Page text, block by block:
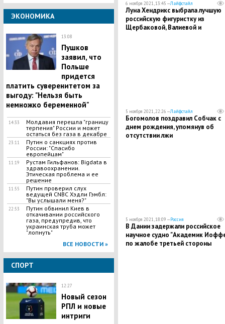
ЭКОНОМИКА
13:08
Пушков
заявил, что
Польше
придется
платить суверенитетом за
выгоду: "Нельзя быть
немножко беременной"
14:33
Молдавия перешла "границу
терпения" России и может
остаться без газа в декабре
23:11
Путин о санкциях против
России: "Спасибо
европейцам"
11:19
Рустам Гильфанов: Bigdata в
здравоохранении.
Этическая проблема и ее
решение
11:55
Путин проверил слух
ведущей CNBC Хэдли Гэмбл:
"Вы услышали меня?"
22:53
Путин обвинил Киев в
откачивании российского
газа, предупредив, что
украинская труба может
"лопнуть"
ВСЕ НОВОСТИ »
СПОРТ
12:27
Новый сезон
РПЛ и новые
интриги
6 ноября 2021, 13:45 —Лайфстайл
Луна Хендрикс выбрала лучшую
российскую фигуристку из
Щербаковой, Валиевой и
5 ноября 2021, 22:26 —Лайфстайл
Богомолов поздравил Собчак с
днем рождения, упомянув об
отсутствии лжи
5 ноября 2021, 18:09 —Россия
В Дании задержали российское
научное судно "Академик
по жалобе третьей стороны